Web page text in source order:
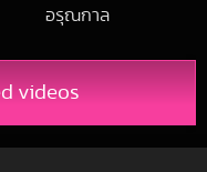
อรุณกาล
videos